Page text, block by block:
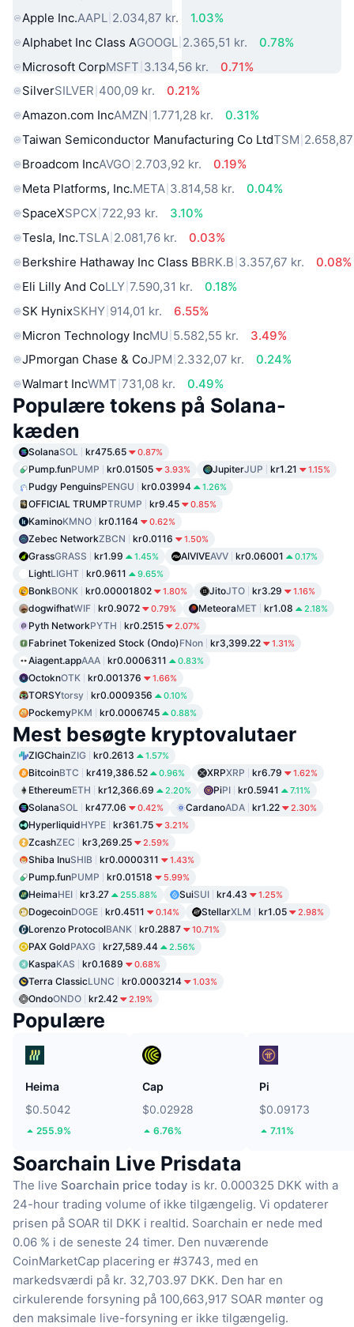
Apple Inc.AAPL 2.034,87 kr.
1.03%
Alphabet Inc Class AGOOGL 2.365,51 kr.
0.78%
Microsoft CorpMSFT 3.134,56 kr.
0.71%
SilverSILVER 400,09 kr.
0.21%
Amazon.com IncAMZN 1.771,28 kr.
0.31%
Taiwan Semiconductor Manufacturing Co LtdTSM
Broadcom IncAVGO 2.703,92 kr.
0.19%
Meta Platforms, Inc.META 3.814,58 kr.
0.04%
SpaceXSPCX 722,93 kr.
3.10%
Tesla, Inc.TSLA 2.081,76 kr.
0.03%
Berkshire Hathaway Inc Class BBRK.B 3.357,67 kr.
0.08%
Eli Lilly And CoLLY 7.590,31 kr.
0.18%
SK HynixSKHY 914,01 kr.
6.55%
Micron Technology IncMU 5.582,55 kr.
3.49%
JPmorgan Chase & CoJPM 2.332,07 kr.
0.24%
Walmart IncWMT 731,08 kr. 0.49%
Populære tokens på Solana-
kæden
SolanaSOL kr475.65 0.87%
Pump.funPUMP kr0.01505 3.93% JupiterJUP kr1.21 1.15%
Pudgy PenguinsPENGU kr0.03994 1.26%
OFFICIAL TRUMPTRUMP kr9.45 0.85%
KaminoKMNO kr0.1164 0.62%
Zebec NetworkZBCN kr0.0116 1.50%
GrassGRASS kr1.99 1.45% AIVIVEAVV kr0.06001 0.17%
LightLIGHT kr0.9611 9.65%
BonkBONK kr0.00001802 1.80% JitoJTO kr3.29 1.16%
dogwifhatWIF kr0.9072 0.79% MeteoraMET kr1.08 2.18%
Pyth NetworkPYTH kr0.2515 2.07%
Fabrinet Tokenized Stock (Ondo)FNon kr3,399.22 1.31%
Aiagent.appAAA kr0.0006311 0.83%
OctoknOTK kr0.001376 1.66%
TORSYtorsy kr0.0009356 0.10%
PockemyPKM kr0.0006745 0.88%
Mest besøgte kryptovalutaer
ZIGChainZIG kr0.2613 1.57%
BitcoinBTC kr419,386.52 0.96% XRPXRP kr6.79 1.62%
EthereumETH kr12,366.69 2.20% PiPI kr0.5941 7.11%
SolanaSOL kr477.06 0.42% CardanoADA kr1.22 2.30%
HyperliquidHYPE kr361.75 3.21%
ZcashZEC kr3,269.25 2.59%
Shiba InuSHIB kr0.0000311 1.43%
Pump.funPUMP kr0.01518 5.99%
HeimaHEI kr3.27 255.88% SuiSUI kr4.43 1.25%
DogecoinDOGE kr0.4511 0.14% StellarXLM kr1.05 2.98%
Lorenzo ProtocolBANK kr0.2887 10.71%
PAX GoldPAXG kr27,589.44 2.56%
KaspaKAS kr0.1689 0.68%
Terra ClassicLUNC kr0.0003214 1.03%
OndoONDO kr2.42 2.19%
Populære
Heima
$0.5042
255.9%
Cap
$0.02928
6.76%
Pi
$0.09173
7.11%
Soarchain Live Prisdata
The live Soarchain price today is kr. 0.000325 DKK with a
24-hour trading volume of ikke tilgængelig. Vi opdaterer
prisen på SOAR til DKK i realtid. Soarchain er nede med
0.06 % i de seneste 24 timer. Den nuværende
CoinMarketCap placering er #3743, med en
markedsværdi på kr. 32,703.97 DKK. Den har en
cirkulerende forsyning på 100,663,917 SOAR mønter og
den maksimale live-forsyning er ikke tilgængelig.